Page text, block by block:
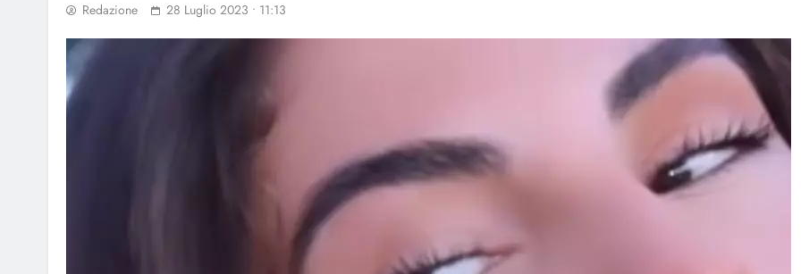
Redazione 28 Luglio 2023 • 11:13